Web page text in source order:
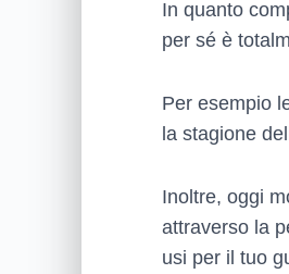
In quanto
per sé è
Per esempio
la stagione
Inoltre, oggi
attraverso la
usi per il tuo